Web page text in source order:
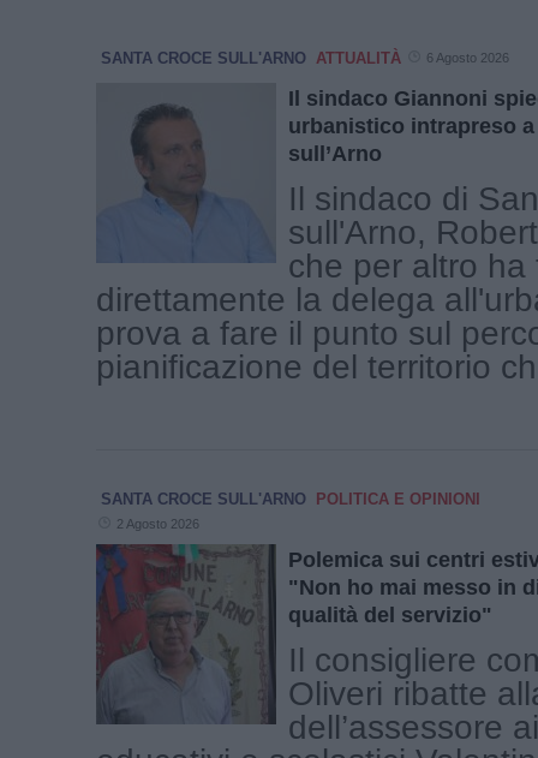
SANTA CROCE SULL'ARNO ATTUALITÀ 6 Agosto 2026
Il sindaco Giannoni
urbanistico intrapreso a
sull’Arno
Il sindaco di
sull'Arno,
che per altro ha
direttamente la delega
prova a fare il punto sul
pianificazione del territorio
SANTA CROCE SULL'ARNO POLITICA E OPINIONI
2 Agosto 2026
Polemica sui centri
"Non ho mai messo in
qualità del servizio"
Il consigliere
Oliveri ribatte
dell’assessore